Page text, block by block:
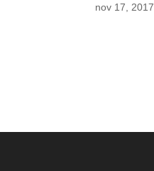
nov 17, 2017